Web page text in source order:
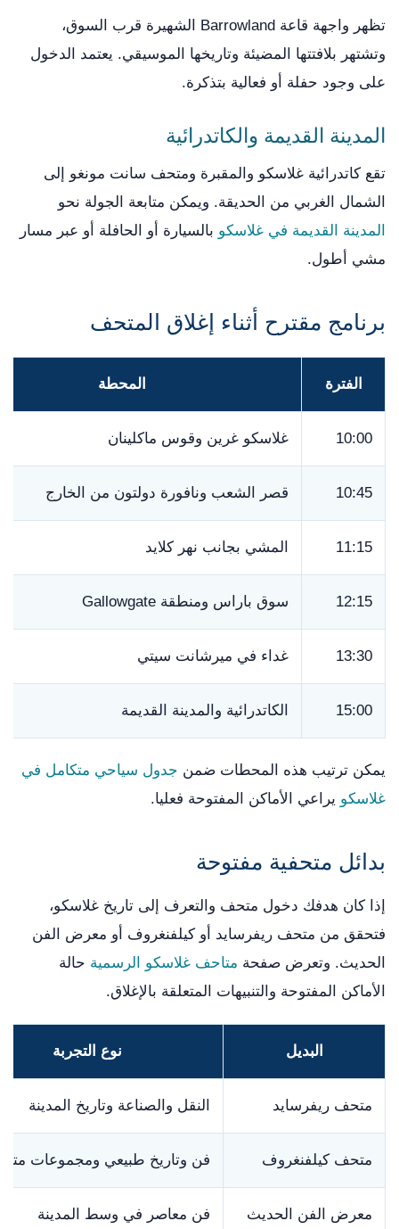
تظهر واجهة قاعة Barrowland الشهيرة قرب السوق،
وتشتهر بلافتتها المضيئة وتاريخها الموسيقي. يعتمد الدخول
على وجود حفلة أو فعالية بتذكرة.
المدينة القديمة والكاتدرائية
تقع كاتدرائية غلاسكو والمقبرة ومتحف سانت مونغو إلى
الشمال الغربي من الحديقة. ويمكن متابعة الجولة نحو
المدينة القديمة في غلاسكو بالسيارة أو الحافلة أو عبر مسار
مشي أطول.
برنامج مقترح أثناء إغلاق المتحف
الفترة المحطة
10:00 غلاسكو غرين وقوس ماكلينان
10:45 قصر الشعب ونافورة دولتون من الخارج
11:15 المشي بجانب نهر كلايد
12:15 سوق باراس ومنطقة Gallowgate
13:30 غداء في ميرشانت سيتي
15:00 الكاتدرائية والمدينة القديمة
يمكن ترتيب هذه المحطات ضمن جدول سياحي متكامل في
غلاسكو يراعي الأماكن المفتوحة فعليا.
بدائل متحفية مفتوحة
إذا كان هدفك دخول متحف والتعرف إلى تاريخ غلاسكو،
فتحقق من متحف ريفرسايد أو كيلفنغروف أو معرض الفن
الحديث. وتعرض صفحة متاحف غلاسكو الرسمية حالة
الأماكن المفتوحة والتنبيهات المتعلقة بالإغلاق.
البديل نوع التجربة
متحف ريفرسايد النقل والصناعة وتاريخ المدينة
متحف كيلفنغروف فن وتاريخ طبيعي ومجموعات
معرض الفن الحديث فن معاصر في وسط المدينة